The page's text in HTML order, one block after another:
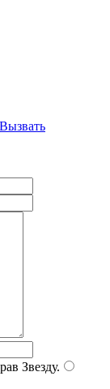
Вызвать
Звезду.